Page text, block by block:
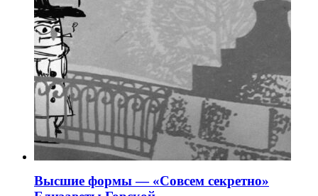
Высшие формы — «Совсем секретно»